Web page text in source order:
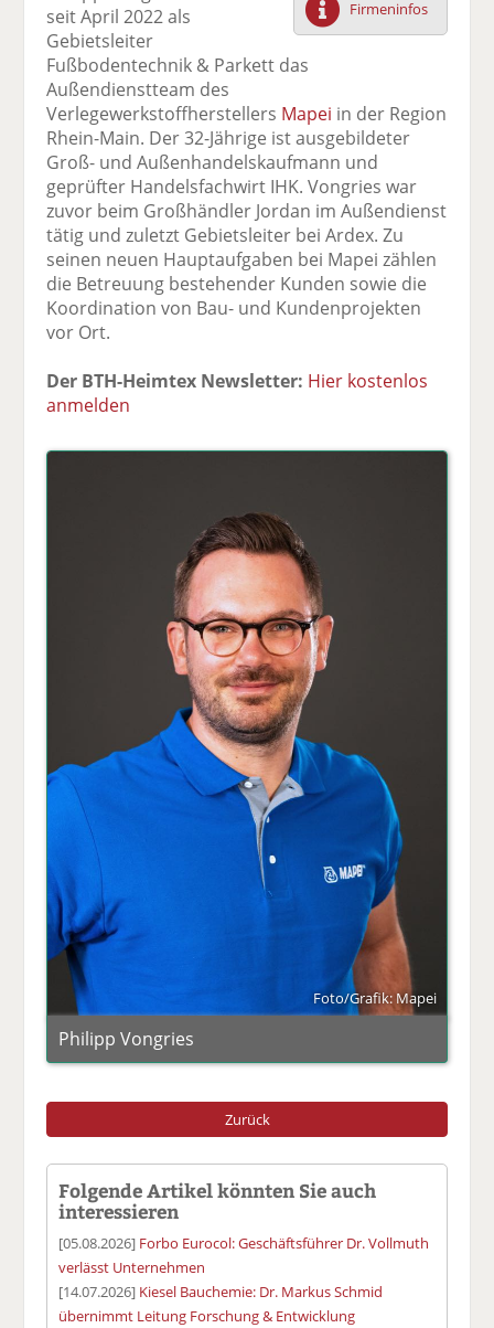
F
ac
o
o
k
te
il
e
n
tt
er
Li
n
di
n
il
e
n
E
m
v
er
n
d
n
ck
e
Firmeninfos
seit April 2022 als
Gebietsleiter
Fußbodentechnik & Parkett das
Außendienstteam des
Verlegewerkstoffherstellers Mapei in der Region
Rhein-Main. Der 32-Jährige ist ausgebildeter
Groß- und Außenhandelskaufmann und
geprüfter Handelsfachwirt IHK. Vongries war
zuvor beim Großhändler Jordan im Außendienst
tätig und zuletzt Gebietsleiter bei Ardex. Zu
seinen neuen Hauptaufgaben bei Mapei zählen
die Betreuung bestehender Kunden sowie die
Koordination von Bau- und Kundenprojekten
vor Ort.
Der BTH-Heimtex Newsletter: Hier kostenlos
anmelden
Foto/Grafik: Mapei
Philipp Vongries
Zurück
Folgende Artikel könnten Sie auch
interessieren
[05.08.2026] Forbo Eurocol: Geschäftsführer Dr. Vollmuth
verlässt Unternehmen
[14.07.2026] Kiesel Bauchemie: Dr. Markus Schmid
übernimmt Leitung Forschung & Entwicklung